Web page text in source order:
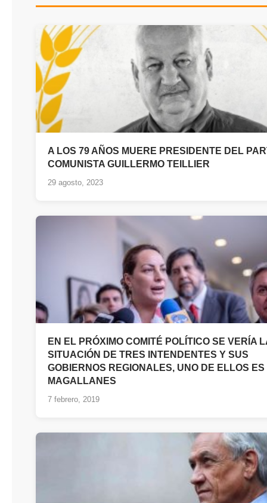
A LOS 79 AÑOS MUERE PRESIDENTE DEL
COMUNISTA GUILLERMO TEILLIER
29 agosto, 2023
EN EL PRÓXIMO COMITÉ POLÍTICO SE VERÍA
SITUACIÓN DE TRES INTENDENTES Y SUS
GOBIERNOS REGIONALES, UNO DE ELLOS ES
MAGALLANES
7 febrero, 2019